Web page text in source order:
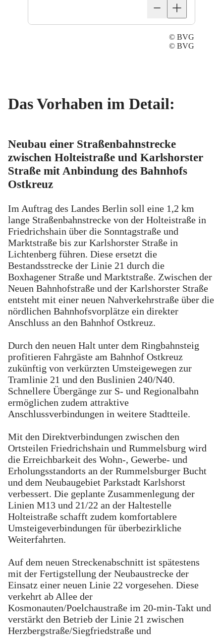
© BVG
© BVG
Das Vorhaben im Detail:
Neubau einer Straßenbahnstrecke
zwischen Holteistraße und Karlshorster
Straße mit Anbindung des Bahnhofs
Ostkreuz
Im Auftrag des Landes Berlin soll eine 1,2 km
lange Straßenbahnstrecke von der Holteistraße in
Friedrichshain über die Sonntagstraße und
Marktstraße bis zur Karlshorster Straße in
Lichtenberg führen. Diese ersetzt die
Bestandsstrecke der Linie 21 durch die
Boxhagener Straße und Marktstraße. Zwischen der
Neuen Bahnhofstraße und der Karlshorster Straße
entsteht mit einer neuen Nahverkehrstraße über die
nördlichen Bahnhofsvorplätze ein direkter
Anschluss an den Bahnhof Ostkreuz.
Durch den neuen Halt unter dem Ringbahnsteig
profitieren Fahrgäste am Bahnhof Ostkreuz
zukünftig von verkürzten Umsteigewegen zur
Tramlinie 21 und den Buslinien 240/N40.
Schnellere Übergänge zur S- und Regionalbahn
ermöglichen zudem attraktive
Anschlussverbindungen in weitere Stadtteile.
Mit den Direktverbindungen zwischen den
Ortsteilen Friedrichshain und Rummelsburg wird
die Erreichbarkeit des Wohn-, Gewerbe- und
Erholungsstandorts an der Rummelsburger Bucht
und dem Neubaugebiet Parkstadt Karlshorst
verbessert. Die geplante Zusammenlegung der
Linien M13 und 21/22 an der Haltestelle
Holteistraße schafft zudem komfortablere
Umsteigeverbindungen für überbezirkliche
Weiterfahrten.
Auf dem neuen Streckenabschnitt ist spätestens
mit der Fertigstellung der Neubaustrecke der
Einsatz einer neuen Linie 22 vorgesehen. Diese
verkehrt ab Allee der
Kosmonauten/Poelchaustraße im 20-min-Takt und
verstärkt den Betrieb der Linie 21 zwischen
Herzbergstraße/Siegfriedstraße und